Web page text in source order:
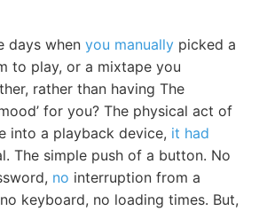
days when you manually picked a
to play, or a mixtape you
rather than having The
for you? The physical act of
into a playback device, it had
The simple push of a button. No
no interruption from a
keyboard, no loading times. But,